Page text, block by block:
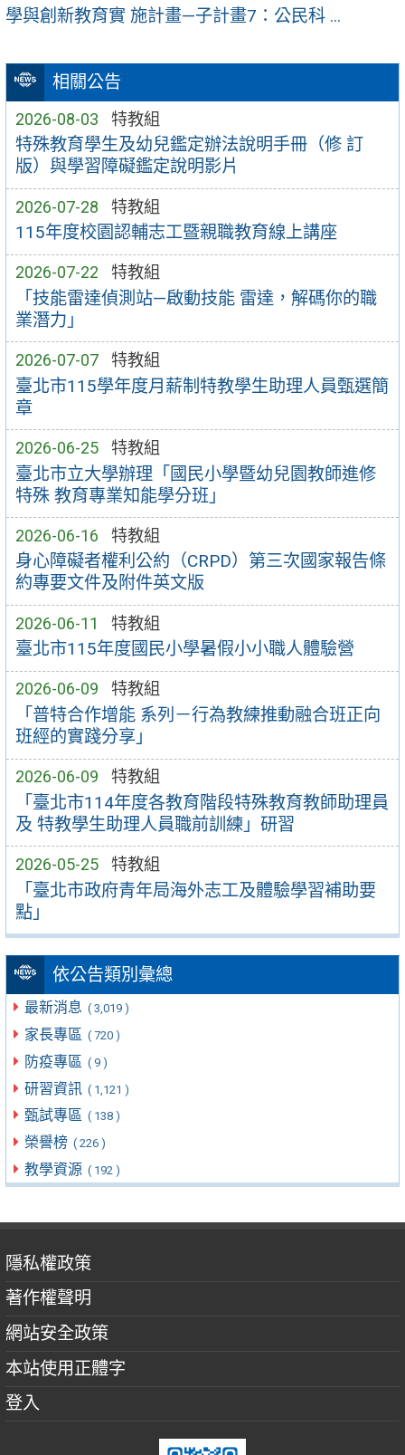
相關公告
2026-08-03 特教組
特殊教育學生及幼兒鑑定辦法說明手冊（修 訂
版）與學習障礙鑑定說明影片
2026-07-28 特教組
115年度校園認輔志工暨親職教育線上講座
2026-07-22 特教組
「技能雷達偵測站—啟動技能 雷達，解碼你的職
業潛力」
2026-07-07 特教組
臺北市115學年度月薪制特教學生助理人員甄選簡
章
2026-06-25 特教組
臺北市立大學辦理「國民小學暨幼兒園教師進修
特殊 教育專業知能學分班」
2026-06-16 特教組
身心障礙者權利公約（CRPD）第三次國家報告條
約專要文件及附件英文版
2026-06-11 特教組
臺北市115年度國民小學暑假小小職人體驗營
2026-06-09 特教組
「普特合作增能 系列－行為教練推動融合班正向
班經的實踐分享」
2026-06-09 特教組
「臺北市114年度各教育階段特殊教育教師助理員
及 特教學生助理人員職前訓練」研習
2026-05-25 特教組
「臺北市政府青年局海外志工及體驗學習補助要
點」
依公告類別彙總
最新消息 ( 3,019 )
家長專區 ( 720 )
防疫專區 ( 9 )
研習資訊 ( 1,121 )
甄試專區 ( 138 )
榮譽榜 ( 226 )
教學資源 ( 192 )
學與創新教育實 施計畫—子計畫7：公民科 ...
隱私權政策
著作權聲明
網站安全政策
本站使用正體字
登入